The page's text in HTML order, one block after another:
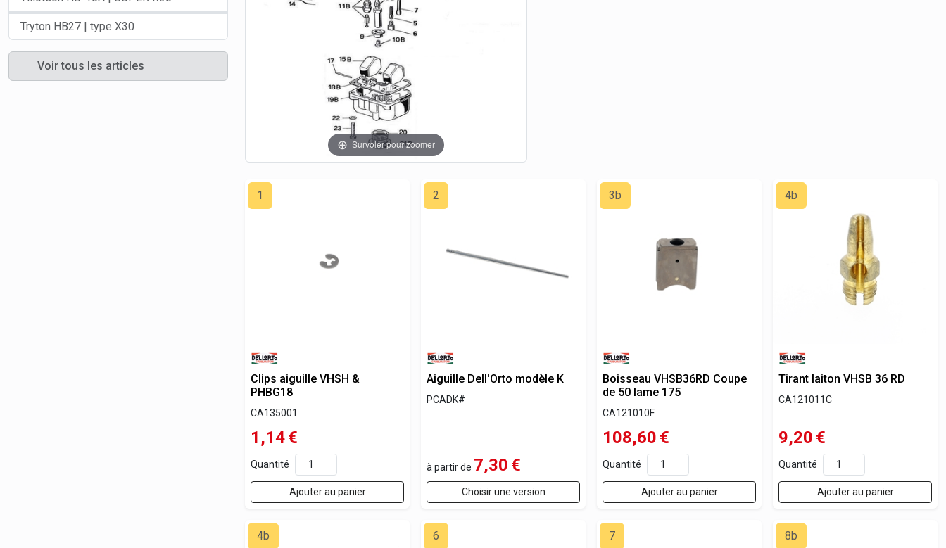
Survoler pour zoomer
1
Clips aiguille VHSH &
PHBG18
CA135001
1,14€
Quantité
Ajouter au panier
2
Aiguille Dell'Orto modèle K
PCADK#
à partir de 7,30 €
Choisir une version
3b
Boisseau VHSB36RD Coupe
de 50 Iame 175
CA121010F
108,60 €
Quantité
Ajouter au panier
4b
Tirant laiton VHSB 36 RD
CA121011C
9,20 €
Quantité
Ajouter au panier
4b 6 7 8b
Voir tous les articles
Tryton HB27 | type X30